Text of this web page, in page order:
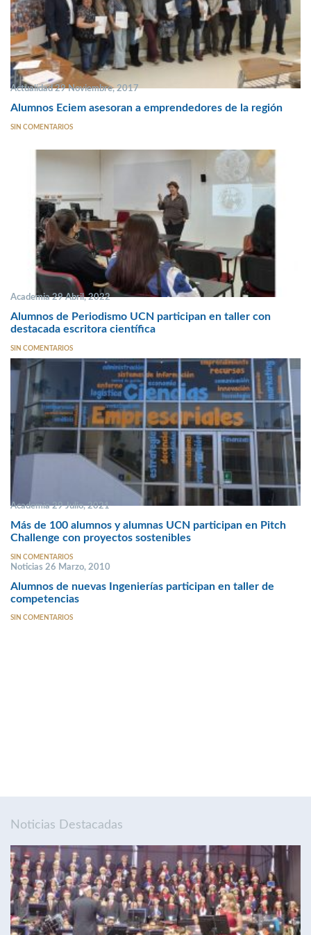
Actualidad 29 Noviembre, 2017
Alumnos Eciem asesoran a emprendedores de la región
SIN COMENTARIOS
Academia 29 Abril, 2022
Alumnos de Periodismo UCN participan en taller con
destacada escritora científica
SIN COMENTARIOS
Academia 29 Julio, 2021
Más de 100 alumnos y alumnas UCN participan en Pitch
Challenge con proyectos sostenibles
SIN COMENTARIOS
Noticias 26 Marzo, 2010
Alumnos de nuevas Ingenierías participan en taller de
competencias
SIN COMENTARIOS
Noticias Destacadas